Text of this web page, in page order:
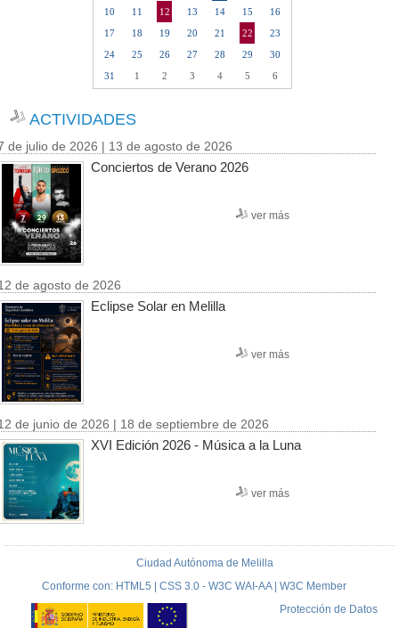
10
11 12 13 14 15
16
17
18 19 20 21 22
23
24
25 26 27 28 29
30
31
1 2 3 4 5 6
ACTIVIDADES
de julio de 2026 | 13 de agosto de 2026
Conciertos de Verano 2026
ver más
de agosto de 2026
Eclipse Solar en Melilla
ver más
de junio de 2026 | 18 de septiembre de 2026
XVI Edición 2026 - Música a la Luna
ver más
Ciudad Autónoma de Melilla
Conforme con: HTML5 | CSS 3.0 - W3C WAI-AA | W3C Member
Protección de Datos